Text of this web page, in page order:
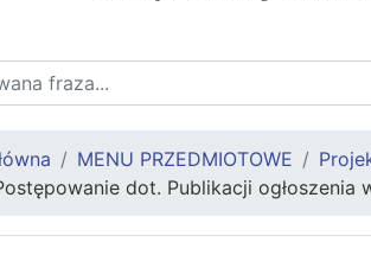
MENU PRZEDMIOTOWE
dot. Publikacji ogłoszenia